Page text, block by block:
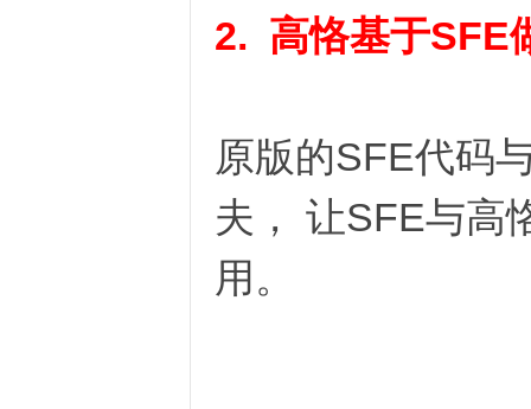
2. 高恪基于SFE
原版的SFE代码
夫， 让SFE与高
用。